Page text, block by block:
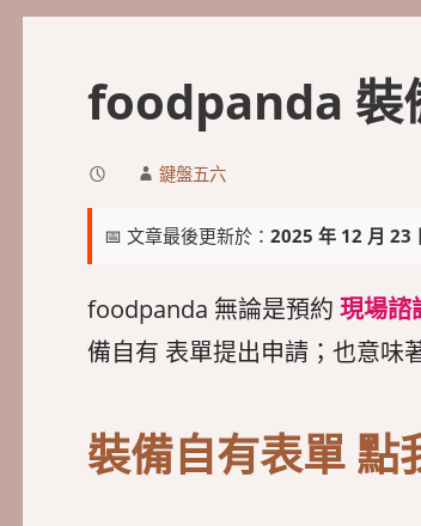
foodpanda 裝
鍵盤五六
📅 文章最後更新於： 2025 年 12 月 23
foodpanda 無論是預約 現場諮
備自有 表單提出申請；也意味
裝備自有表單 點